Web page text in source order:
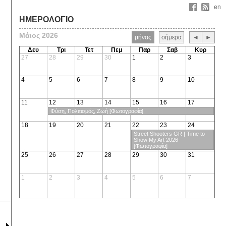
en
ΗΜΕΡΟΛΟΓΙΟ
Μάιος 2026 μήνας σήμερα ◄
►
Δευ
Τρι Τετ Πεμ Παρ Σαβ
Κυρ
27
28 29 30 1 2 3
4 5 6 7 8 9 10
11 12 13 14 15 16 17
18 19 20 21 22 23 24
25 26 27 28 29 30 31
1 2 3 4 5 6 7
Φύση, Πολιτισμός, Ζωή [Φωτογραφία]
Street Shooters GR | Time to
Show My Art 2026
[Φωτογραφία]